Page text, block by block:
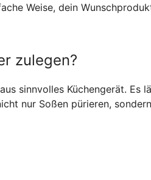
Weise, dein
zulegen?
sinnvolles Küchengerät. Es
nur Soßen pürieren,